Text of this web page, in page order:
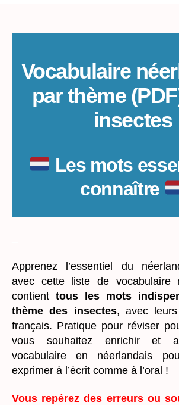
Vocabulaire
par thème
insectes
Les mots
connaître
Apprenez l’essentiel du
avec cette liste de vocabulaire
contient tous les mots
thème des insectes, avec
français. Pratique pour réviser
vous souhaitez enrichir et
vocabulaire en néerlandais
exprimer à l’écrit comme à l’oral !
Vous repérez des erreurs ou